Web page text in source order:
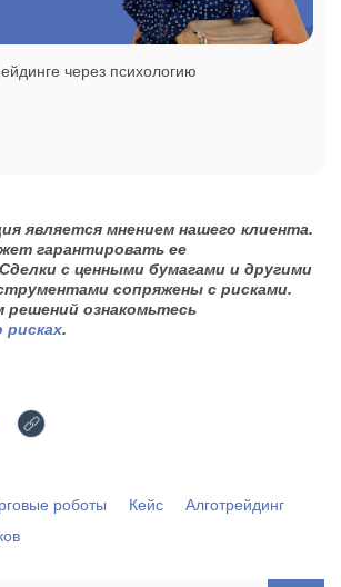
через психологию
является мнением нашего клиента.
гарантировать ее
с ценными бумагами и другими
сопряжены с рисками.
решений ознакомьтесь
рисках.
роботы Кейс
Алготрейдинг